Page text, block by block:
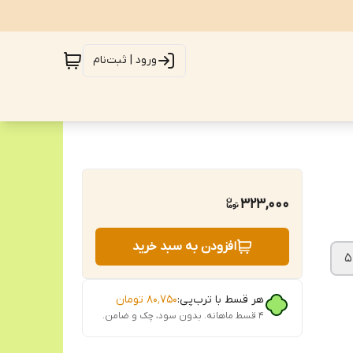
ورود | ثبت‌نام
323,000
افزودن به سبد خرید
هر قسط با ترب‌پی:۸۰٬۷۵۰ تومان
۴ قسط ماهانه. بدون سود، چک و ضامن.